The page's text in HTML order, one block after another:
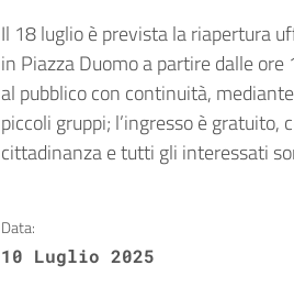
Il 18 luglio è prevista la riapertura
in Piazza Duomo a partire dalle ore
al pubblico con continuità,
piccoli gruppi; l’ingresso è
cittadinanza e tutti gli interessati
Data:
10 Luglio 2025